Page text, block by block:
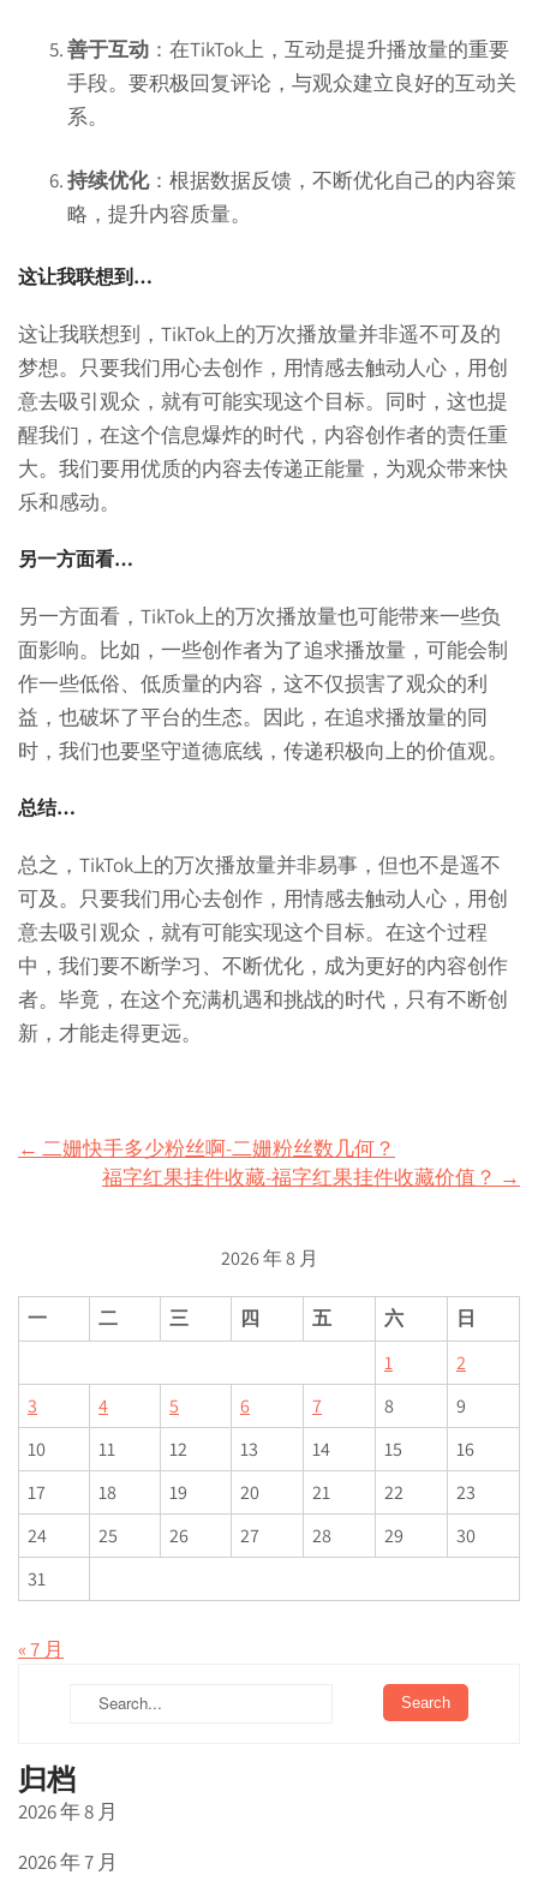
善于互动：在TikTok上，互动是提升播放量的重要
手段。要积极回复评论，与观众建立良好的互动关
系。
持续优化：根据数据反馈，不断优化自己的内容策
略，提升内容质量。
这让我联想到…
这让我联想到，TikTok上的万次播放量并非遥不可及的
梦想。只要我们用心去创作，用情感去触动人心，用创
意去吸引观众，就有可能实现这个目标。同时，这也提
醒我们，在这个信息爆炸的时代，内容创作者的责任重
大。我们要用优质的内容去传递正能量，为观众带来快
乐和感动。
另一方面看…
另一方面看，TikTok上的万次播放量也可能带来一些负
面影响。比如，一些创作者为了追求播放量，可能会制
作一些低俗、低质量的内容，这不仅损害了观众的利
益，也破坏了平台的生态。因此，在追求播放量的同
时，我们也要坚守道德底线，传递积极向上的价值观。
总结…
总之，TikTok上的万次播放量并非易事，但也不是遥不
可及。只要我们用心去创作，用情感去触动人心，用创
意去吸引观众，就有可能实现这个目标。在这个过程
中，我们要不断学习、不断优化，成为更好的内容创作
者。毕竟，在这个充满机遇和挑战的时代，只有不断创
新，才能走得更远。
Post
navigation
← 二姗快手多少粉丝啊-二姗粉丝数几何？
福字红果挂件收藏-福字红果挂件收藏价值？ →
2026 年 8 月
一 二 三 四 五 六
日
1
2
3
4 5 6 7 8
9
10
11 12 13 14 15
16
17
18 19 20 21 22
23
24
25 26 27 28 29
30
31
« 7 月
归档
2026 年 8 月
2026 年 7 月